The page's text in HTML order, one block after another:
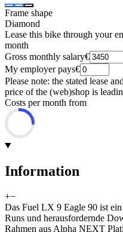
Frame shape
Diamond
Lease this bike through your
month
Gross monthly salary€
My employer pays€
Please note: the stated lease
price of the (web)shop is
Costs per month from
Information
+−
Das Fuel LX 9 Eagle 90 ist
Runs und herausfordernde
Rahmen aus Alpha NEXT